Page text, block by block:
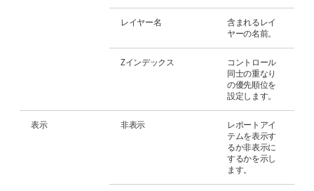
レイヤー名
含まれるレイ
ヤーの名前。
Zインデックス
コントロール
同士の重なり
の優先順位を
設定します。
表示 非表示
レポートアイ
テムを表示す
るか非表示に
するかを示し
ます。